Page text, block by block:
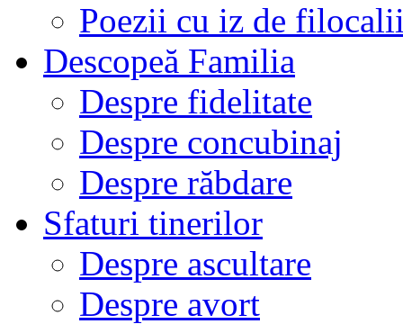
Poezii cu iz de
Descopeă Familia
Despre fidelitate
Despre concubinaj
Despre răbdare
Sfaturi tinerilor
Despre ascultare
Despre avort